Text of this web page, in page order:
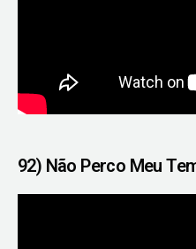
92) Não Perco Meu